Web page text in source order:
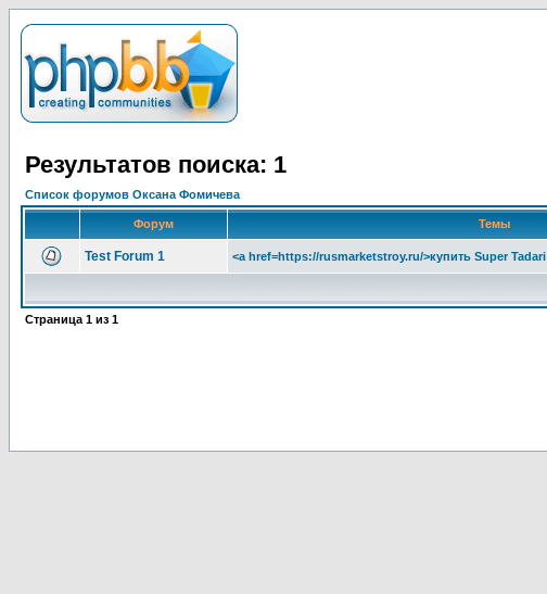
Результатов поиска: 1
Список форумов Оксана Фомичева
Форум Темы
Test Forum 1 <a href=https://rusmarketstroy.ru/>купить Super Tadari
Страница 1 из 1